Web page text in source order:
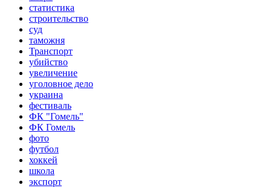
статистика
строительство
суд
таможня
Транспорт
убийство
увеличение
уголовное дело
украина
фестиваль
ФК "Гомель"
ФК Гомель
фото
футбол
хоккей
школа
экспорт